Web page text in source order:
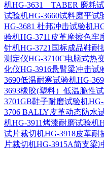
机HG-3631 TABER 磨耗
试验机HG-3660试料磨平试
HG-3681 杜邦冲击试验机
验机HG-3711皮革摩擦色牢
针机HG-3721国标成品鞋耐
测定仪HG-3710C电脑式热
化仪HG-3916悬臂梁冲击试
3690低温耐寒试验机HG-
3693橡胶(塑料）低温脆性
3701GB鞋子耐磨试验机
3706 BALLY皮革动态防水
机HG-3911烤漆耐磨试验机
试片裁切机HG-3918皮革耐
片裁切机HG-3915A简支梁